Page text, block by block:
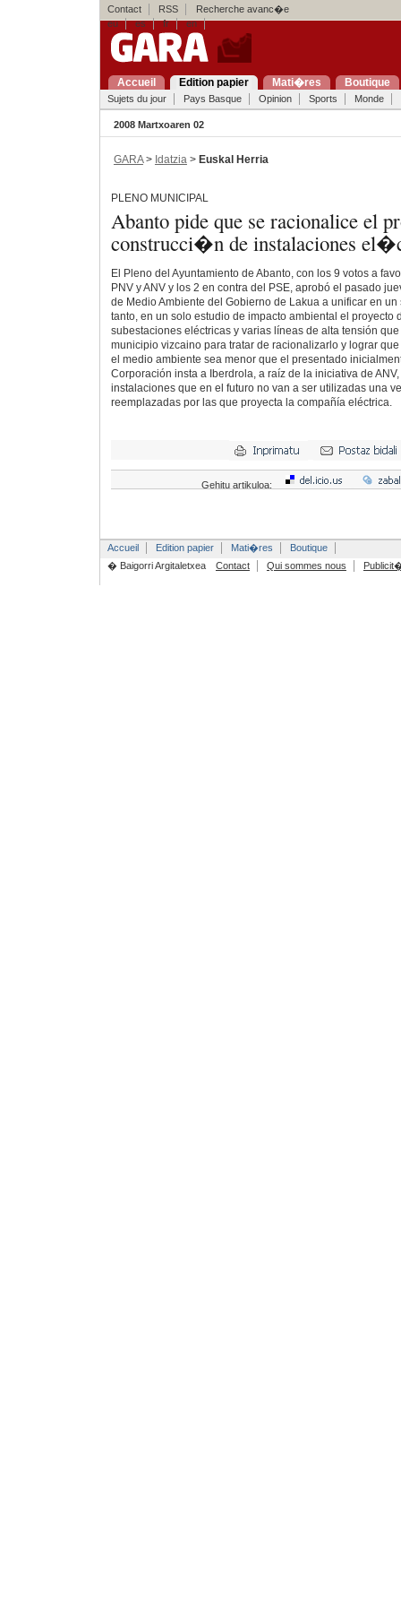
Contact RSS
Recherche avanc�e
eu
es fr en
Accueil Edition papier Mati�res Boutique
Sujets du jour Pays Basque Opinion Sports Monde
2008 Martxoaren 02
GARA> Idatzia > Euskal Herria
PLENO MUNICIPAL
Abanto pide que se racionalice el
construcci�n de instalaciones
El Pleno del Ayuntamiento de Abanto, con los 9 votos a
PNV y ANV y los 2 en contra del PSE, aprobó el pasado
de Medio Ambiente del Gobierno de Lakua a unificar en
tanto, en un solo estudio de impacto ambiental el proyecto
subestaciones eléctricas y varias líneas de alta tensión
municipio vizcaino para tratar de racionalizarlo y lograr
el medio ambiente sea menor que el presentado
Corporación insta a Iberdrola, a raíz de la iniciativa de
instalaciones que en el futuro no van a ser utilizadas una
reemplazadas por las que proyecta la compañía eléctrica.
Gehitu artikuloa:
Accueil Edition papier Mati�res
Boutique
� Baigorri Argitaletxea
Contact Qui sommes nous